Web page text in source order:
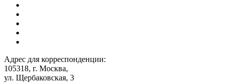
Адрес для корреспонденции:
105318, г. Москва,
ул. Щербаковская, 3